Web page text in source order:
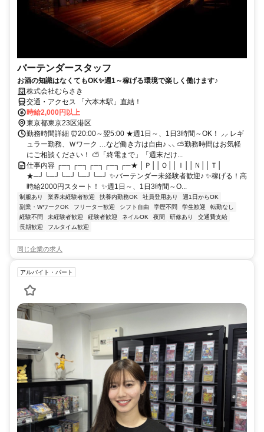
バーテンダースタッフ
お酒の知識はなくてもOK✨週1～稼げる環境で楽しく働けます♪
株式会社むらさき
交通・アクセス 「六本木駅」直結！
時給2,000円以上
東京都東京23区港区
勤務時間詳細 ⏰20:00～翌5:00 ★週1日～、1日3時間～OK！ ⸝⸝ レギ
ュラー勤務、Ｗワーク …など働き方は自由♪ ⸜⸜ ⛅勤務時間はお気軽
にご相談ください！ ⛅「終電まで」「週末だけ...
仕事内容 ┌─┐┌─┐┌─┐┌─┐┌─★ │Ｐ││Ｏ││Ｉ││Ｎ││Ｔ│
★─┘└─┘└─┘└─┘└─┘ ✨バーテンダー未経験者歓迎♪ ✨稼げる！高
時給2000円スタート！ ✨週1日～、1日3時間～O...
制服あり 業界未経験者歓迎 扶養内勤務OK 社員登用あり
週1日からOK
副業・WワークOK
フリーター歓迎 シフト自由 学歴不問 学生歓迎
転勤なし
経験不問
未経験者歓迎 経験者歓迎 ネイルOK 夜間 研修あり
交通費支給
長期歓迎
フルタイム歓迎
同じ企業の求人
アルバイト・パート